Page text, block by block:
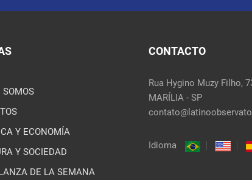
SOMOS
Y ECONOMÍA
Y SOCIEDAD
DE LA SEMANA
CONTACTO
Rua Hygino Muzy Filho,
MARÍLIA - SP
Idioma